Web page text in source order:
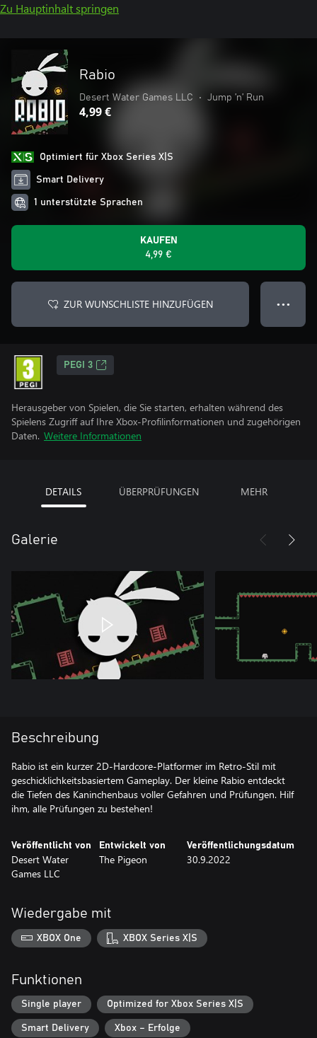
Zu Hauptinhalt springen
Rabio
Desert Water Games LLC • Jump ’n’ Run
4,99 €
Optimiert für Xbox Series X|S
Smart Delivery
1 unterstützte Sprachen
KAUFEN
4,99 €
ZUR WUNSCHLISTE HINZUFÜGEN ● ● ●
PEGI 3
Herausgeber von Spielen, die Sie starten, erhalten während des
Spielens Zugriff auf Ihre Xbox-Profilinformationen und zugehörigen
Daten. Weitere Informationen
DETAILS ÜBERPRÜFUNGEN MEHR
Galerie
Beschreibung
Rabio ist ein kurzer 2D-Hardcore-Platformer im Retro-Stil mit
geschicklichkeitsbasiertem Gameplay. Der kleine Rabio entdeckt
die Tiefen des Kaninchenbaus voller Gefahren und Prüfungen. Hilf
ihm, alle Prüfungen zu bestehen!
Veröffentlicht von
Desert Water
Games LLC
Entwickelt von
The Pigeon
Veröffentlichungsdatum
30.9.2022
Wiedergabe mit
XBOX One XBOX Series X|S
Funktionen
Single player Optimized for Xbox Series X|S
Smart Delivery Xbox – Erfolge